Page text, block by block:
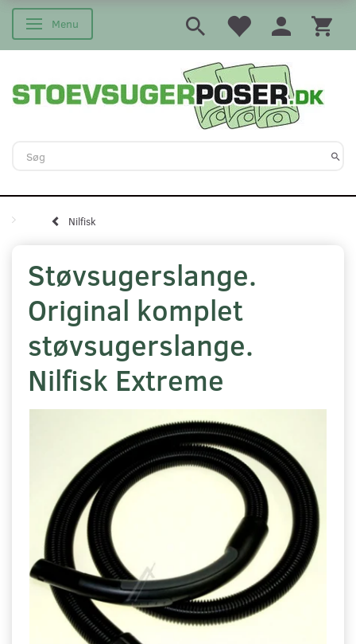
Skifte navigation
Menu
Nilfisk
Støvsugerslange.
Original komplet
støvsugerslange.
Nilfisk Extreme